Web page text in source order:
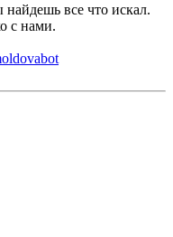
все что искал.
с нами.